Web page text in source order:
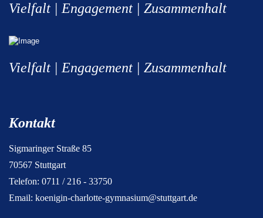
Vielfalt | Engagement | Zusammenhalt
Vielfalt | Engagement | Zusammenhalt
Kontakt
Sigmaringer Straße 85
70567 Stuttgart
Telefon: 0711 / 216 - 33750
Email: koenigin-charlotte-gymnasium@stuttgart.de